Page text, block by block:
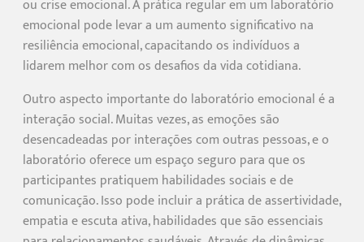
ou crise emocional. A prática regular em um laboratório
emocional pode levar a um aumento significativo na
resiliência emocional, capacitando os indivíduos a
lidarem melhor com os desafios da vida cotidiana.
Outro aspecto importante do laboratório emocional é a
interação social. Muitas vezes, as emoções são
desencadeadas por interações com outras pessoas, e o
laboratório oferece um espaço seguro para que os
participantes pratiquem habilidades sociais e de
comunicação. Isso pode incluir a prática de assertividade,
empatia e escuta ativa, habilidades que são essenciais